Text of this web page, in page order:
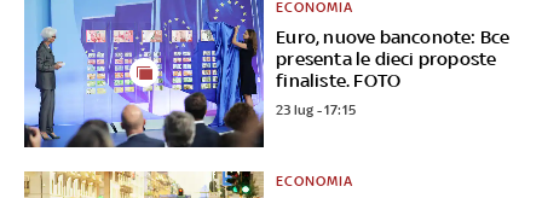
Euro, nuove banconote: Bce
presenta le dieci proposte
finaliste. FOTO
ECONOMIA
23 lug - 17:15
ECONOMIA